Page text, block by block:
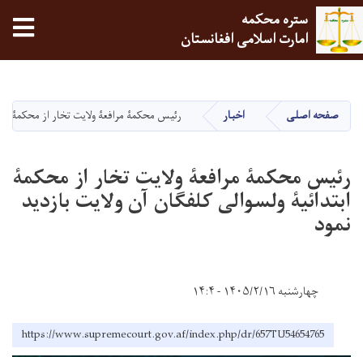
main
content
ستره محکمه
امارت اسلامی افغانستان
صفحه اصلی اخبار رئیس محکمۀ مرافعۀ ولایت تخار از محکمۀ
رئیس محکمۀ مرافعۀ ولایت تخار از محکمۀ
ابتدائیۀ ولسوالی کلفگان آن ولایت بازدید
نمود
چهارشنبه ۱۴۰۵/۲/۱۶ - ۱۴:۴
https://www.supremecourt.gov.af/index.php/dr/657TU54654765